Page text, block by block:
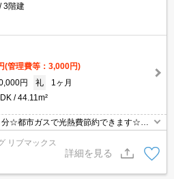
3階建
(管理費等：3,000円)
円 礼
1ヶ月
44.11m²
☆都市ガスで光熱費節約できます☆ネ
ッチン☆追い焚き機能・浴室乾燥機な
ーパーやコンビニがあり住環境良好☆モ
キュリティーは安心☆彡
リブマックス
詳細を見る